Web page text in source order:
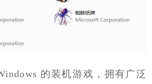
的装机游戏，拥有广泛